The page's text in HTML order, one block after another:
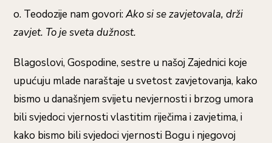
o. Teodozije nam govori:Ako si se zavjetovala, drži
zavjet. To je sveta dužnost.
Blagoslovi, Gospodine, sestre u našoj Zajednici koje
upućuju mlade naraštaje u svetost zavjetovanja, kako
bismo u današnjem svijetu nevjernosti i brzog umora
bili svjedoci vjernosti vlastitim riječima i zavjetima, i
kako bismo bili svjedoci vjernosti Bogu i njegovoj